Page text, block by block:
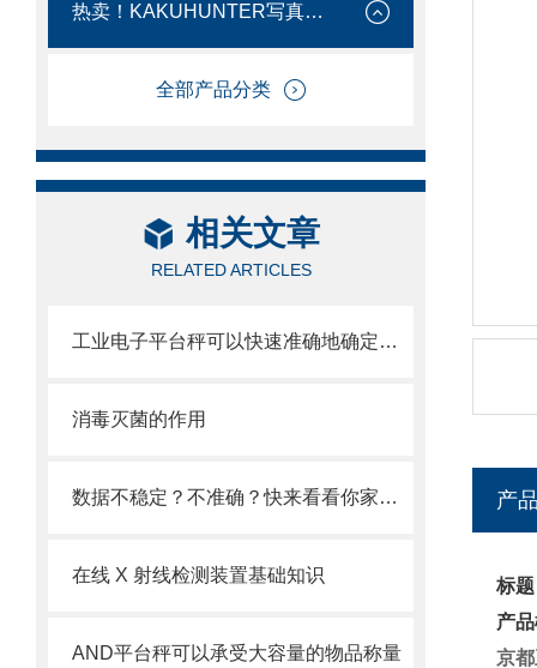
热卖！KAKUHUNTER写真化学
全部产品分类
相关文章
RELATED ARTICLES
工业电子平台秤可以快速准确地确定货物的重量和数量
消毒灭菌的作用
数据不稳定？不准确？快来看看你家实验室是不是有以下问题
在线 X 射线检测装置基础知识
AND平台秤可以承受大容量的物品称量
产
标
产
京